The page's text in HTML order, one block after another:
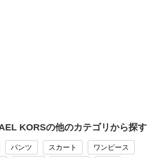
KORSの他のカテゴリから探す
パンツ スカート
ワンピース